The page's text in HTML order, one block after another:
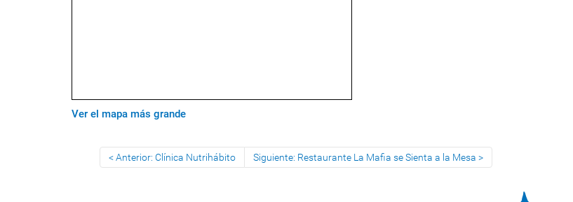
Ver el mapa más grande
Anterior: Clínica Nutrihábito Siguiente: Restaurante La Mafia se Sienta a la Mesa